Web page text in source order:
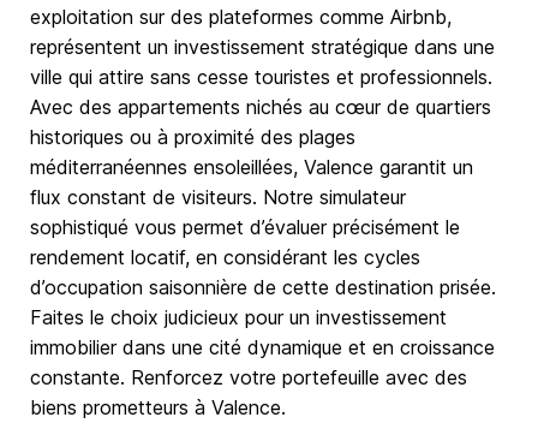
exploitation sur des plateformes comme Airbnb,
représentent un investissement stratégique dans une
ville qui attire sans cesse touristes et professionnels.
Avec des appartements nichés au cœur de quartiers
historiques ou à proximité des plages
méditerranéennes ensoleillées, Valence garantit un
flux constant de visiteurs. Notre simulateur
sophistiqué vous permet d’évaluer précisément le
rendement locatif, en considérant les cycles
d’occupation saisonnière de cette destination prisée.
Faites le choix judicieux pour un investissement
immobilier dans une cité dynamique et en croissance
constante. Renforcez votre portefeuille avec des
biens prometteurs à Valence.